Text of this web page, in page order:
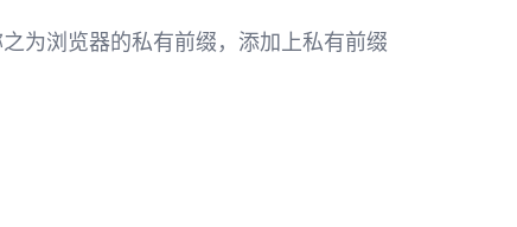
为浏览器的私有前缀，添加上私有前缀